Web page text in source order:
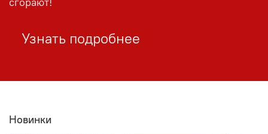
Узнать подробнее
Новинки